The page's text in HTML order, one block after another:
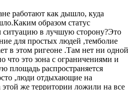
работают как дышло, куда
образом статус
ситуацию в лучшую сторону?Это
для простых людей ,темболие
в этом ригеоне .Там нет ни одной
что это зона с ограничениями и
площадь распространяется
,люди отдыхающие на
этой же территории ложили на все